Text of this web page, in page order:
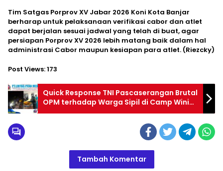
Tim Satgas Porprov XV Jabar 2026 Koni Kota Banjar
berharap untuk pelaksanaan verifikasi cabor dan atlet
dapat berjalan sesuai jadwal yang telah di buat, agar
persiapan Porprov XV 2026 lebih matang baik dalam hal
administrasi Cabor maupun kesiapan para atlet. (Riezcky)
Post Views:173
Quick Response TNI Pascaserangan Brutal
OPM terhadap Warga Sipil di Camp Wini
Kalikuluk MP 69
Tambah Komentar